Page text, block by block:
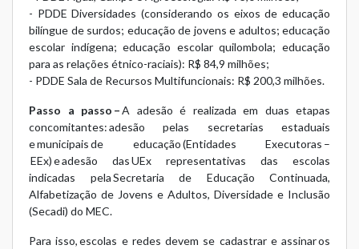
- PDDE Diversidades (considerando os eixos de educação
bilíngue de surdos; educação de jovens e adultos; educação
escolar indígena; educação escolar quilombola; educação
para as relações étnico-raciais): R$ 84,9 milhões;
- PDDE Sala de Recursos Multifuncionais: R$ 200,3 milhões.
Passo a passo –A adesão é realizada em duas etapas
concomitantes: adesão pelas secretarias estaduais
e municipais de educação (Entidades Executoras –
EEx) e adesão das UEx representativas das escolas
indicadas pela Secretaria de Educação Continuada,
Alfabetização de Jovens e Adultos, Diversidade e Inclusão
(Secadi) do MEC.
Para isso, escolas e redes devem se cadastrar e assinar os